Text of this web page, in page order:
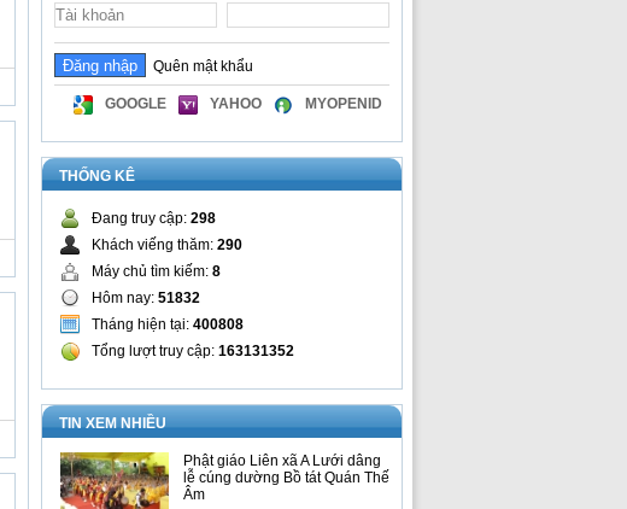
Quên mật khẩu
GOOGLE YAHOO MYOPENID
THỐNG KÊ
Đang truy cập: 298
Khách viếng thăm: 290
Máy chủ tìm kiếm: 8
Hôm nay: 51832
Tháng hiện tại: 400808
Tổng lượt truy cập: 163131352
TIN XEM NHIỀU
Phật giáo Liên xã A Lưới dâng
lễ cúng dường Bồ tát Quán Thế
Âm